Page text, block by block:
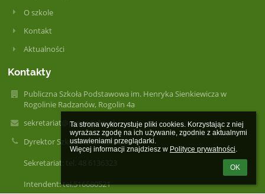
Ta strona wykorzystuje pliki cookies. Korzystając z niej
wyrażasz zgodę na ich używanie, zgodnie z aktualnymi
ustawieniami przeglądarki.
Więcej informacji znajdziesz w Polityce prywatności.
OK
O szkole
Kontakt
Aktualności
Kontakty
Publiczna Szkoła Podstawowa im. Henryka Sienkiewicza w
Rogolinie Radzanów, Rogolin 4a
sekretariat@psprogolin.pl
Dyrektor Szkoły: tel.516680505
Sekretariat: tel. 48 6136323
Intendent: tel.516680521